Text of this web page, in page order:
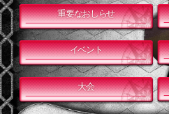
重要なおしらせ
イベント
大会